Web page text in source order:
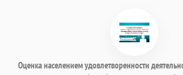
Оценка населением удовлетворенности